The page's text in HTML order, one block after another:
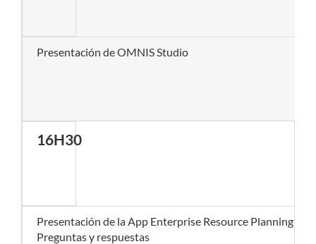
Presentación de OMNIS Studio
16H30
Presentación de la App Enterprise Resource Planning
Preguntas y respuestas